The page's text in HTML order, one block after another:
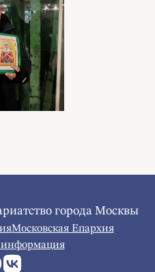
города Москвы
Московская Епархия
информация